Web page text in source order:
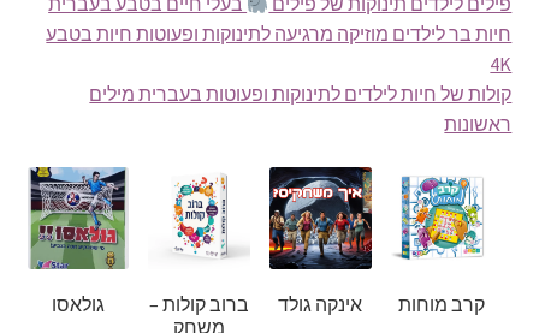
חיות בר לילדים מוזיקה מרגיעה לתינוקות ופעוטות חיות בטבע
4K
קולות של חיות לילדים לתינוקות ופעוטות בעברית מילים
ראשונות
קרב מוחות אינקה גולד
ברוב קולות –
משחק
גולאסו